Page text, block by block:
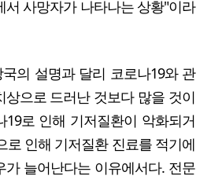
서 사망자가 나타나는 상황"이라
의 설명과 달리 코로나19와 관
상으로 드러난 것보다 많을 것이
19로 인해 기저질환이 악화되거
로 인해 기저질환 진료를 적기에
가 늘어난다는 이유에서다. 전문